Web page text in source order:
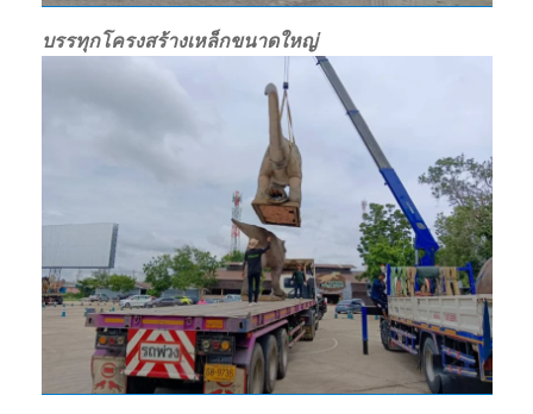
บรรทุกโครงสร้างเหล็กขนาดใหญ่